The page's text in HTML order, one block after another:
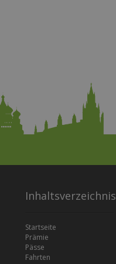
Inhaltsverzeichnis
Startseite
Prämie
Pässe
Fahrten